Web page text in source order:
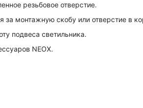
резьбовое отверстие.
монтажную скобу или отверстие в
подвеса светильника.
NEOX.